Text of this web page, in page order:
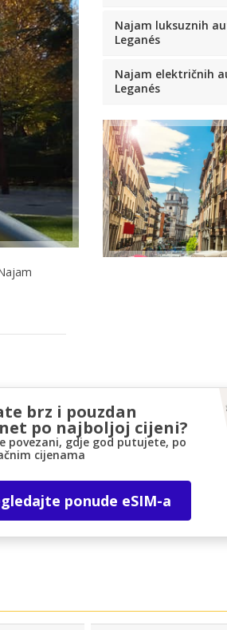
Najam luksuznih
Leganés
Najam električnih
Leganés
brz i pouzdan
po najboljoj cijeni?
povezani, gdje god putujete, po
cijenama
ponude eSIM-a